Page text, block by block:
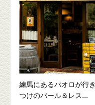
練馬にあるパオロが行き
つけのバール＆レス...